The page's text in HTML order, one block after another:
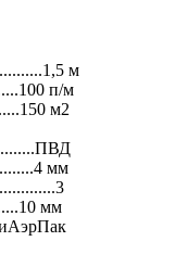
м
п/м
м2
мм
мм